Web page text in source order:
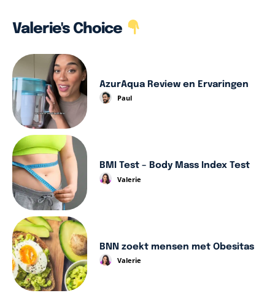
Valerie's Choice
AzurAqua Review en Ervaringen
Paul
BMI Test – Body Mass Index Test
Valerie
BNN zoekt mensen met Obesitas
Valerie